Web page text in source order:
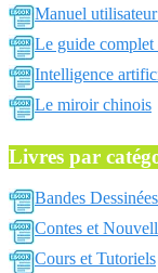
Manuel
Le guide complet
Intelligence
Le miroir chinois
Livres par
Bandes Dessinées
Contes et
Cours et Tutoriels